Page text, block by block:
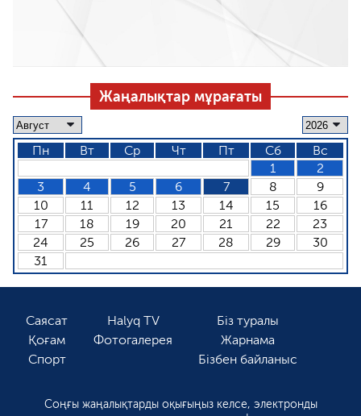
Жаңалықтар мұрағаты
Пн Вт Ср Чт Пт Сб
Вс
1
2
3
4 5 6 7 8
9
10
11 12 13 14 15
16
17
18 19 20 21 22
23
24
25 26 27 28 29
30
31
Саясат
Қоғам
Спорт
Halyq TV
Фотогалерея
Біз туралы
Жарнама
Бізбен байланыс
Соңғы жаңалықтарды оқығыңыз келсе, электронды